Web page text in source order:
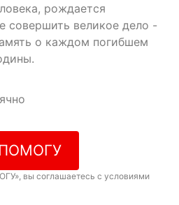
рождается
совершить великое дело -
о каждом погибшем
вы соглашаетесь с условиями